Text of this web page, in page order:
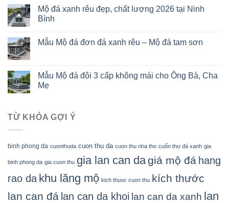
Mộ đá xanh rêu đẹp, chất lượng 2026 tại Ninh
Bình
Mẫu Mộ đá đơn đá xanh rêu – Mộ đá tam sơn
Mẫu Mộ đá đôi 3 cấp không mái cho Ông Bà, Cha
Mẹ
TỪ KHÓA GỢI Ý
binh phong da cuonthuda cuon thu da cuon thu nha tho cuốn thư đá xanh gia
binh phong da gia cuon thu gia lan can dagiá mộ đá hang
rao da khu lăng mộ kich thuoc cuon thu kích thước
lan can đá lan can da khoi lan can da xanh lan